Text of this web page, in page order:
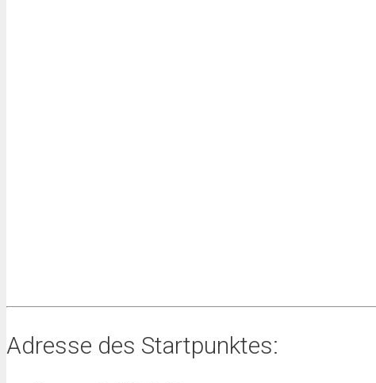
Adresse des Startpunktes: